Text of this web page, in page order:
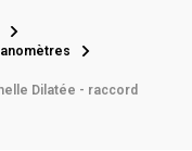
Dilatée - raccord